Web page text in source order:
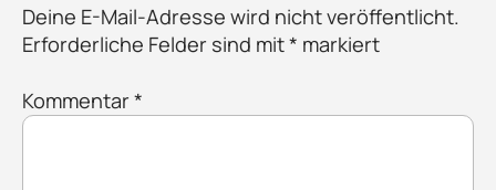
Deine E-Mail-Adresse wird nicht veröffentlicht.
Erforderliche Felder sind mit* markiert
Kommentar *